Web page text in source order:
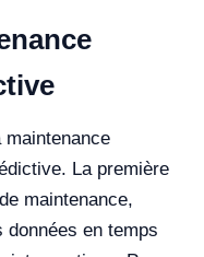
La première
maintenance,
en temps